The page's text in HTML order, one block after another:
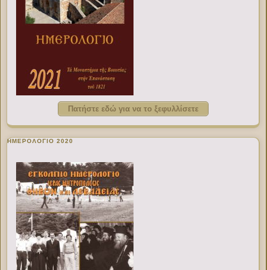
Πατήστε εδώ για να το ξεφυλλίσετε
ΗΜΕΡΟΛΟΓΙΟ 2020